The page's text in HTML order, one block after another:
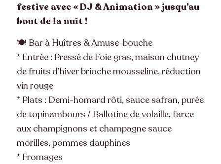
festive avec « DJ & Animation » jusqu’au
bout de la nuit !
🍽 Bar à Huîtres & Amuse-bouche
* Entrée : Pressé de Foie gras, maison chutney
de fruits d’hiver brioche mousseline, réduction
vin rouge
* Plats : Demi-homard rôti, sauce safran, purée
de topinambours / Ballotine de volaille, farce
aux champignons et champagne sauce
morilles, pommes dauphines
* Fromages